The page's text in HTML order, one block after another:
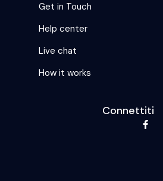
Get in Touch
Help center
Live chat
How it works
Connettiti